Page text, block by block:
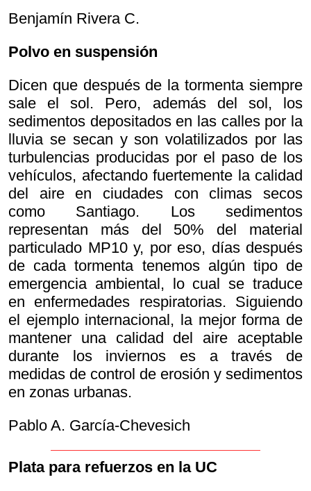
Benjamín Rivera C.
Polvo en suspensión
Dicen que después de la tormenta siempre
sale el sol. Pero, además del sol, los
sedimentos depositados en las calles por la
lluvia se secan y son volatilizados por las
turbulencias producidas por el paso de los
vehículos, afectando fuertemente la calidad
del aire en ciudades con climas secos
como Santiago. Los sedimentos
representan más del 50% del material
particulado MP10 y, por eso, días después
de cada tormenta tenemos algún tipo de
emergencia ambiental, lo cual se traduce
en enfermedades respiratorias. Siguiendo
el ejemplo internacional, la mejor forma de
mantener una calidad del aire aceptable
durante los inviernos es a través de
medidas de control de erosión y sedimentos
en zonas urbanas.
Pablo A. García-Chevesich
Plata para refuerzos en la UC